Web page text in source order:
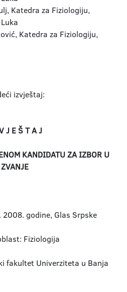
Katedra za Fiziologiju,
Katedra za Fiziologiju,
izvještaj:
J E Š T A J
KANDIDATU ZA IZBOR U
ZVANJE
godine, Glas Srpske
Fiziologija
fakultet Univerziteta u Banja